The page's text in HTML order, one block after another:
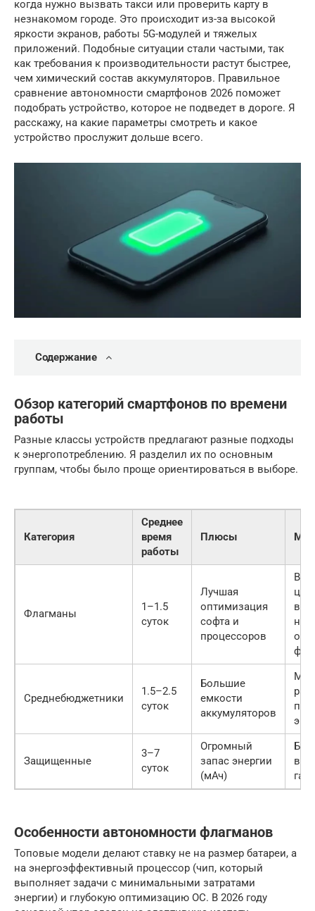
когда нужно вызвать такси или проверить карту в
незнакомом городе. Это происходит из-за высокой
яркости экранов, работы 5G-модулей и тяжелых
приложений. Подобные ситуации стали частыми, так
как требования к производительности растут быстрее,
чем химический состав аккумуляторов. Правильное
сравнение автономности смартфонов 2026 поможет
подобрать устройство, которое не подведет в дороге. Я
расскажу, на какие параметры смотреть и какое
устройство прослужит дольше всего.
Содержание
Обзор категорий смартфонов по времени
работы
Разные классы устройств предлагают разные подходы
к энергопотреблению. Я разделил их по основным
группам, чтобы было проще ориентироваться в выборе.
Категория
Среднее
время
работы
Плюсы
Флагманы
1–1.5
суток
Лучшая
оптимизация
софта и
процессоров
от
Среднебюджетники
1.5–2.5
суток
Большие
емкости
аккумуляторов
Защищенные
3–7
суток
Огромный
запас энергии
(мАч)
вес
Особенности автономности флагманов
Топовые модели делают ставку не на размер батареи, а
на энергоэффективный процессор (чип, который
выполняет задачи с минимальными затратами
энергии) и глубокую оптимизацию ОС. В 2026 году